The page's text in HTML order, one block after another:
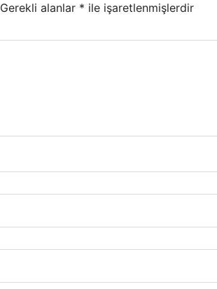
Gerekli alanlar * ile işaretlenmişlerdir